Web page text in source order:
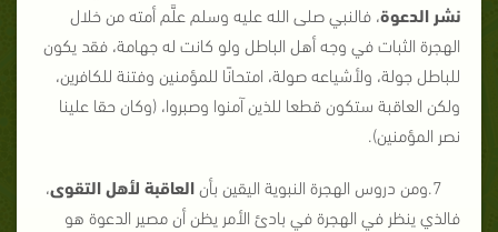
نشر الدعوة، فالنبي صلى الله عليه وسلم علَّم أمته من خلال
الهجرة الثبات في وجه أهل الباطل ولو كانت له جهامة، فقد يكون
للباطل جولة، ولأشياعه صولة، امتحانًا للمؤمنين وفتنة للكافرين،
ولكن العاقبة ستكون قطعا للذين آمنوا وصبروا، (وكان حقا علينا
نصر المؤمنين).
7.ومن دروس الهجرة النبوية اليقين بأن العاقبة لأهل التقوى،
فالذي ينظر في الهجرة في بادئ الأمر يظن أن مصير الدعوة هو